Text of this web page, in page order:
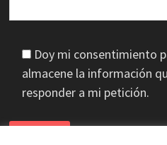
Doy mi consentimiento
almacene la información
responder a mi petición.